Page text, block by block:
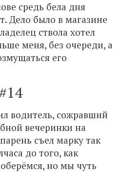
средь бела дня
Дело было в магазине
ствола хотел
меня, без очереди, а
его
#14
водитель, сожравший
вечеринки на
съел марку так
до того, как
но мы чуть